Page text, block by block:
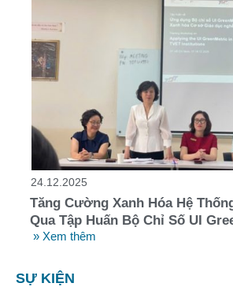
24.12.2025
Tăng Cường Xanh Hóa Hệ
Qua Tập Huấn Bộ Chỉ Số UI
» Xem thêm
SỰ KIỆN